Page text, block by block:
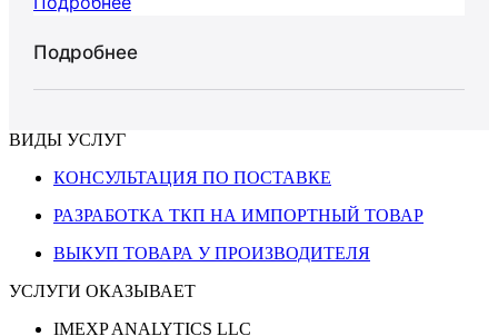
Подробнее
ВИДЫ УСЛУГ
КОНСУЛЬТАЦИЯ ПО ПОСТАВКЕ
РАЗРАБОТКА ТКП НА ИМПОРТНЫЙ ТОВАР
ВЫКУП ТОВАРА У ПРОИЗВОДИТЕЛЯ
УСЛУГИ ОКАЗЫВАЕТ
IMEXP ANALYTICS LLC